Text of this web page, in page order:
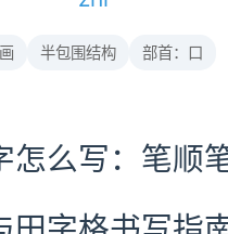
半包围结构 部首：口
怎么写：笔顺